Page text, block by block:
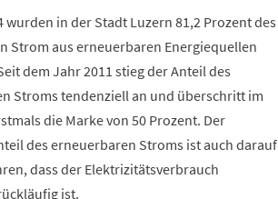
wurden in der Stadt Luzern 81,2 Prozent des
Strom aus erneuerbaren Energiequellen
dem Jahr 2011 stieg der Anteil des
Stroms tendenziell an und überschritt im
die Marke von 50 Prozent. Der
des erneuerbaren Stroms ist auch darauf
dass der Elektrizitätsverbrauch
ist.